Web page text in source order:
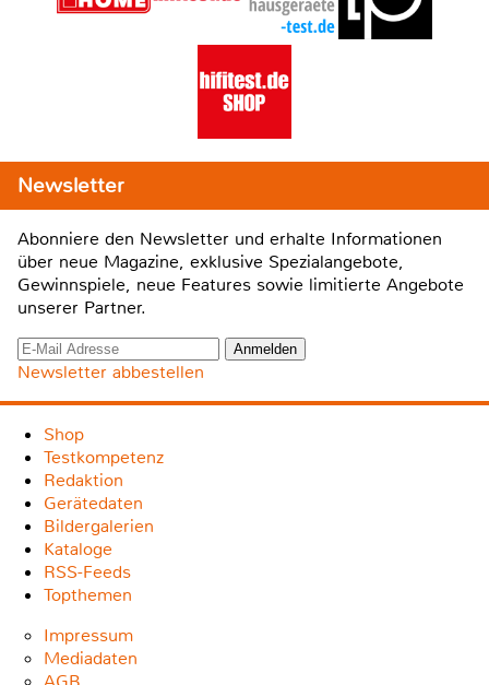
Newsletter
Abonniere den Newsletter und erhalte Informationen
über neue Magazine, exklusive Spezialangebote,
Gewinnspiele, neue Features sowie limitierte Angebote
unserer Partner.
Newsletter abbestellen
Shop
Testkompetenz
Redaktion
Gerätedaten
Bildergalerien
Kataloge
RSS-Feeds
Topthemen
Impressum
Mediadaten